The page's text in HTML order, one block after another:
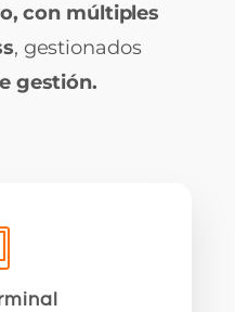
con múltiples
, gestionados
gestión.